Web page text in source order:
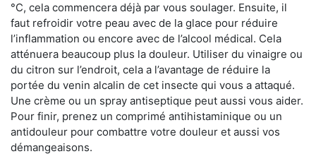
°C, cela commencera déjà par vous soulager. Ensuite, il
faut refroidir votre peau avec de la glace pour réduire
l’inflammation ou encore avec de l’alcool médical. Cela
atténuera beaucoup plus la douleur. Utiliser du vinaigre ou
du citron sur l’endroit, cela a l’avantage de réduire la
portée du venin alcalin de cet insecte qui vous a attaqué.
Une crème ou un spray antiseptique peut aussi vous aider.
Pour finir, prenez un comprimé antihistaminique ou un
antidouleur pour combattre votre douleur et aussi vos
démangeaisons.